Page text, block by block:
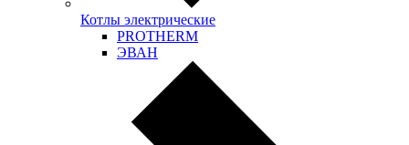
Котлы электрические
PROTHERM
ЭВАН